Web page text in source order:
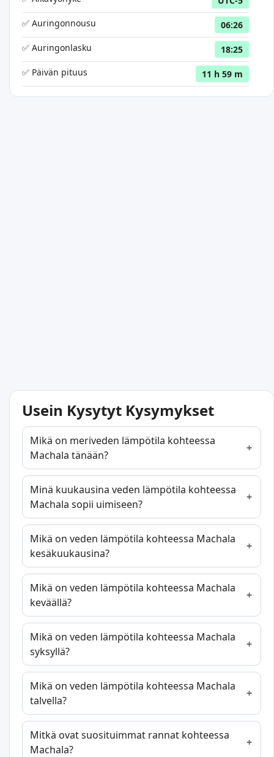
✅ Auringonnousu
06:26
✅ Auringonlasku
18:25
✅ Päivän pituus
11 h 59 m
Usein Kysytyt Kysymykset
Mikä on meriveden lämpötila kohteessa
Machala tänään?
Minä kuukausina veden lämpötila kohteessa
Machala sopii uimiseen?
Mikä on veden lämpötila kohteessa Machala
kesäkuukausina?
Mikä on veden lämpötila kohteessa Machala
keväällä?
Mikä on veden lämpötila kohteessa Machala
syksyllä?
Mikä on veden lämpötila kohteessa Machala
talvella?
Mitkä ovat suosituimmat rannat kohteessa
Machala?